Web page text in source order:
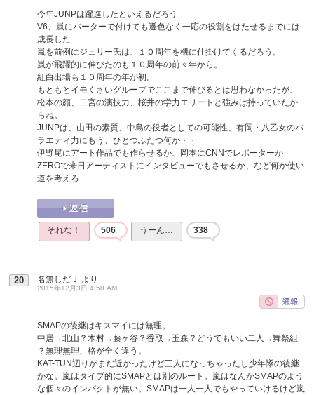
今年JUNPは躍進したといえるだろう
V6、嵐にバーターで付けても遜色なく一応の役割をはたせるまでには
成長した
嵐を前例にジュリー氏は、１０周年を機に仕掛けてくるだろう。
嵐が飛躍的に伸びたのも１０周年の前々年から。
紅白出場も１０周年の年が初。
もともとイモくさいグループでここまで伸びるとは思わなかったが、
松本の顔、二宮の演技力、桜井の学力エリートと強みは持っていたか
らね。
JUNPは、山田の素質、中島の役者としての可能性、有岡・八乙女のバ
ラエティ力にもう、ひとつふたつ何か・・
伊野尾にアート作品でも作らせるか、岡本にCNNでレポーターか
ZEROで来日アーティストにインタビューでもさせるか、など何か使い
道を考えろ
それな！ 506 うーん… 338
20 名無しだＪ より
2015年12月3日 4:58 AM
SMAPの後継はキスマイには無理。
中居→北山？木村→藤ヶ谷？香取→玉森？どうでもいい二人→舞祭組
？無理無理、格が全く違う。
KAT-TUN辺りがまだ近かったけど三人になっちゃったし少年隊の後継
かな。嵐はタイプ的にSMAPとは別のルート。嵐はなんかSMAPのよう
な個々のインパクトが無い。SMAPは一人一人でもやっていけるけど嵐